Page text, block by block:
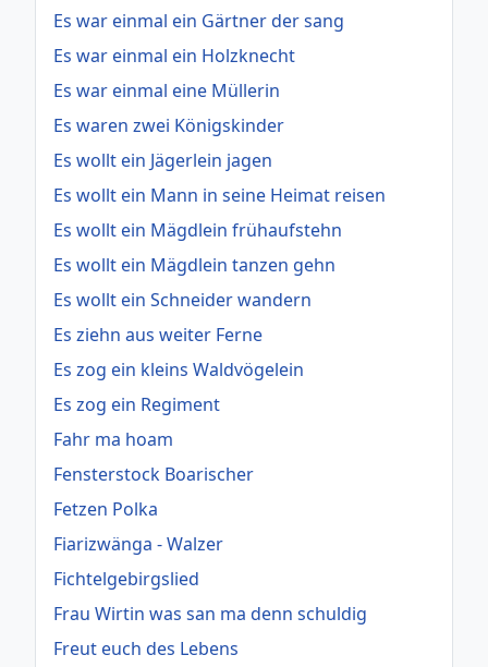
Es war einmal ein Gärtner der sang
Es war einmal ein Holzknecht
Es war einmal eine Müllerin
Es waren zwei Königskinder
Es wollt ein Jägerlein jagen
Es wollt ein Mann in seine Heimat reisen
Es wollt ein Mägdlein frühaufstehn
Es wollt ein Mägdlein tanzen gehn
Es wollt ein Schneider wandern
Es ziehn aus weiter Ferne
Es zog ein kleins Waldvögelein
Es zog ein Regiment
Fahr ma hoam
Fensterstock Boarischer
Fetzen Polka
Fiarizwänga - Walzer
Fichtelgebirgslied
Frau Wirtin was san ma denn schuldig
Freut euch des Lebens